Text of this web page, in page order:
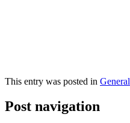
This entry was posted in General
Post navigation